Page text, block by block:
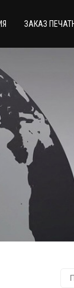
ЗАКАЗ